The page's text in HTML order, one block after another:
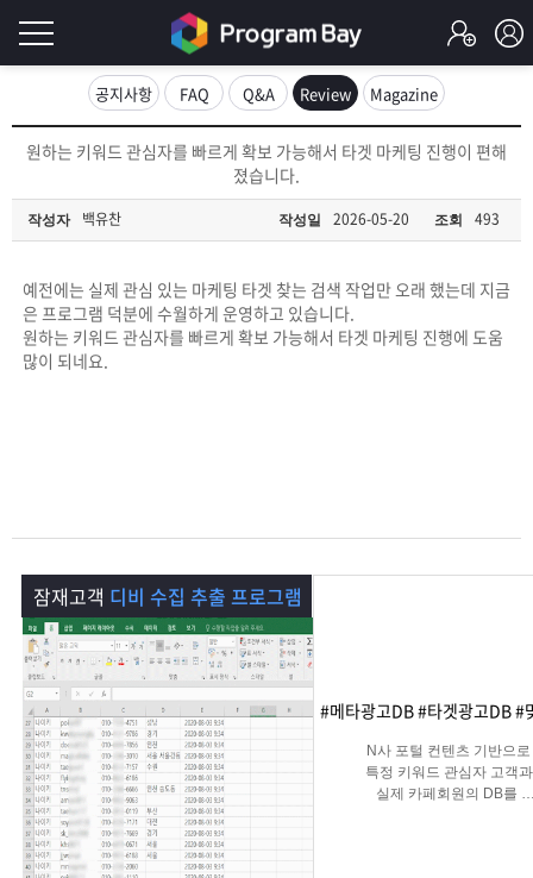
그
이
필
요
합
로
Q&A
프
램
베
이
는?
그
램
구
매
료
프
로
그
램
맞
춤
상
품
문
의
고
객
센
터
마
이
페
이
파
트
너
공지사항 FAQ Q&A Review Magazine
원하는 키워드 관심자를 빠르게 확보 가능해서 타겟 마케팅 진행이 편해
졌습니다.
작성자 백유찬 작성일 2026-05-20 조회 493
예전에는 실제 관심 있는 마케팅 타겟 찾는 검색 작업만 오래 했는데 지금
은 프로그램 덕분에 수월하게 운영하고 있습니다.
원하는 키워드 관심자를 빠르게 확보 가능해서 타겟 마케팅 진행에 도움
많이 되네요.
잠재고객 디비 수집 추출 프로그램
#메타광고DB #타겟광고DB #
N사 포털 컨텐츠 기반으로
특정 키워드 관심자 고객과
실제 카페회원의 DB를